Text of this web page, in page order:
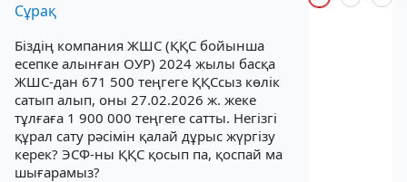
Сұрақ
Біздің компания ЖШС (ҚҚС бойынша
есепке алынған ОУР) 2024 жылы басқа
ЖШС-дан 671 500 теңгеге ҚҚСсыз көлік
сатып алып, оны 27.02.2026 ж. жеке
тұлғаға 1 900 000 теңгеге сатты. Негізгі
құрал сату рәсімін қалай дұрыс жүргізу
керек? ЭСФ-ны ҚҚС қосып па, қоспай ма
шығарамыз?